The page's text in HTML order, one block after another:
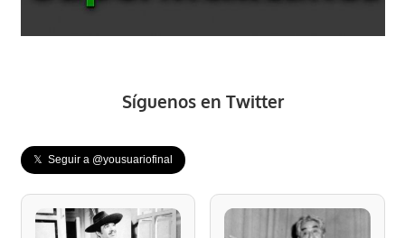
Síguenos en Twitter
𝕏 Seguir a @yousuariofinal